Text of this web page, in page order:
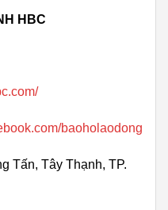
HBC
baoholaodong
Tấn, Tây Thạnh, TP.